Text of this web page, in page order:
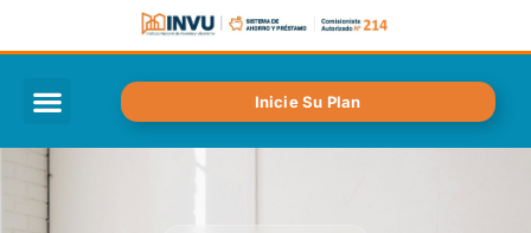
Inicie Su Plan